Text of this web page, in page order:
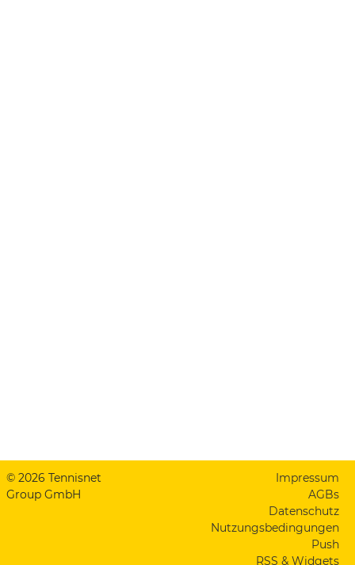
© 2026 Tennisnet
Group GmbH
Impressum
AGBs
Datenschutz
Nutzungsbedingungen
Push
RSS & Widgets